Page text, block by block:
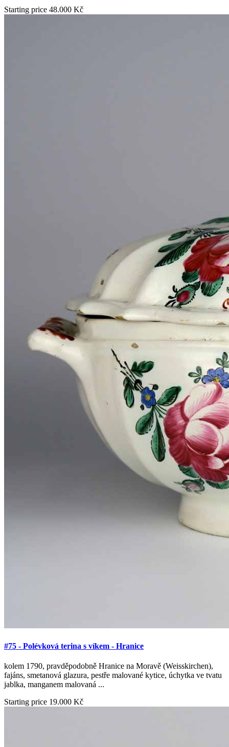
Starting price 48.000 Kč
#75 - Polévková terina s víkem - Hranice
kolem 1790, pravděpodobně Hranice na Moravě (Weisskirchen),
fajáns, smetanová glazura, pestře malované kytice, úchytka ve tvatu
jablka, manganem malovaná ...
Starting price 19.000 Kč